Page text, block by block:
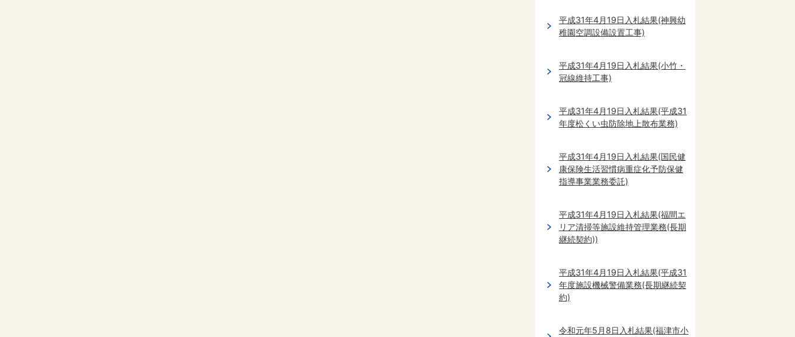
平成31年4月19日入札結果(神興幼
稚園空調設備設置工事)
平成31年4月19日入札結果(小竹・
冠線維持工事)
平成31年4月19日入札結果(平成31
年度松くい虫防除地上散布業務)
平成31年4月19日入札結果(国民健
康保険生活習慣病重症化予防保健
指導事業業務委託)
平成31年4月19日入札結果(福間エ
リア清掃等施設維持管理業務(長期
継続契約))
平成31年4月19日入札結果(平成31
年度施設機械警備業務(長期継続契
約)
令和元年5月8日入札結果(福津市小